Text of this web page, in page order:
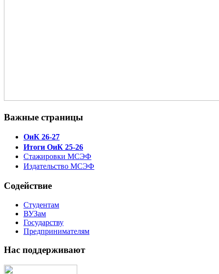
Важные страницы
ОиК 26-27
Итоги ОиК 25-26
Стажировки МСЭФ
Издательство МСЭФ
Содействие
Студентам
ВУЗам
Государству
Предпринимателям
Нас поддерживают